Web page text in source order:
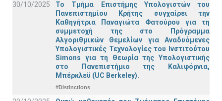
30/10/2025
Το Τμήμα Επιστήμης Υπολογιστών του
Πανεπιστημίου Κρήτης συγχαίρει την
Καθηγήτρια Παναγιώτα Φατούρου για τη
συμμετοχή της στο Πρόγραμμα
Αλγοριθμικών Θεμελίων για Αναδυόμενες
Υπολογιστικές Τεχνολογίες του Ινστιτούτου
Simons για τη Θεωρία της Υπολογιστικής
στο Πανεπιστήμιο της Καλιφόρνια,
Μπέρκλεϋ (UC Berkeley).
#Distinctions